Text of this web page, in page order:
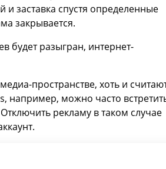
и заставка спустя определенные
закрывается.
будет разыгран, интернет-
пространстве, хоть и
например, можно часто
рекламу в таком случае